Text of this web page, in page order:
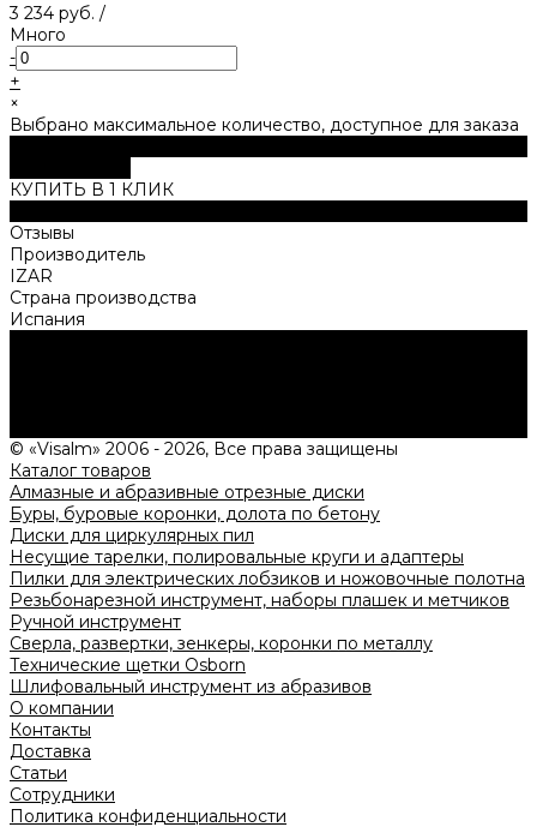
3 234 руб. /
Много
-
+
×
Выбрано максимальное количество, доступное для заказа
КУПИТЬ В 1 КЛИК
Отзывы
Производитель
IZAR
Страна производства
Испания
© «Visalm» 2006 - 2026, Все права защищены
Каталог товаров
Алмазные и абразивные отрезные диски
Буры, буровые коронки, долота по бетону
Диски для циркулярных пил
Несущие тарелки, полировальные круги и адаптеры
Пилки для электрических лобзиков и ножовочные полотна
Резьбонарезной инструмент, наборы плашек и метчиков
Ручной инструмент
Сверла, развертки, зенкеры, коронки по металлу
Технические щетки Osborn
Шлифовальный инструмент из абразивов
О компании
Контакты
Доставка
Статьи
Сотрудники
Политика конфиденциальности